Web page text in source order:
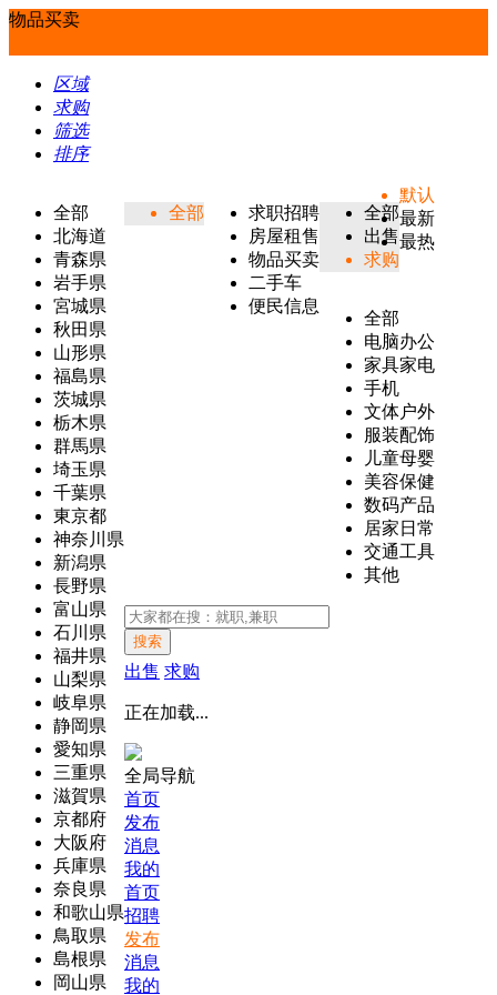
物品买卖
区域
求购
筛选
排序
全部
北海道
青森県
岩手県
宮城県
秋田県
山形県
福島県
茨城県
栃木県
群馬県
埼玉県
千葉県
東京都
神奈川県
新潟県
長野県
富山県
石川県
福井県
山梨県
岐阜県
静岡県
愛知県
三重県
滋賀県
京都府
大阪府
兵庫県
奈良県
和歌山県
鳥取県
島根県
岡山県
全部
求职招聘
房屋租售
物品买卖
二手车
便民信息
全部
出售
求购
全部
电脑办公
家具家电
手机
文体户外
服装配饰
儿童母婴
美容保健
数码产品
居家日常
交通工具
其他
默认
最新
最热
搜索
出售 求购
正在加载...
全局导航
首页
发布
消息
我的
首页
招聘
发布
消息
我的